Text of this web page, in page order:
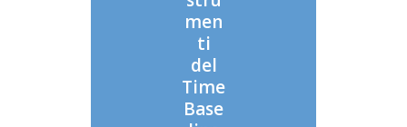
men
ti
del
Time
Base